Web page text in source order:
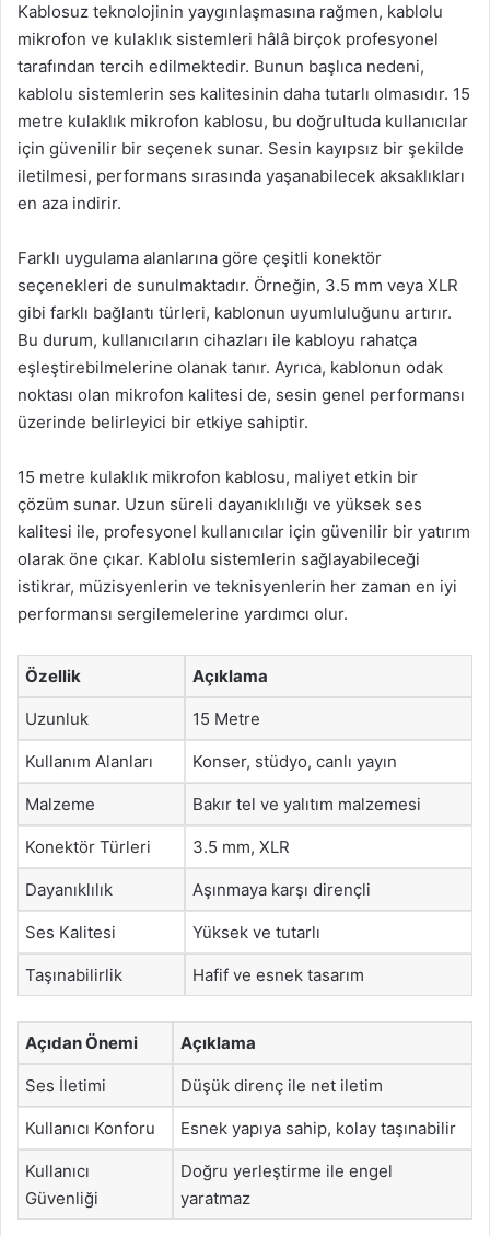
Kablosuz teknolojinin yaygınlaşmasına rağmen, kablolu
mikrofon ve kulaklık sistemleri hâlâ birçok profesyonel
tarafından tercih edilmektedir. Bunun başlıca nedeni,
kablolu sistemlerin ses kalitesinin daha tutarlı olmasıdır. 15
metre kulaklık mikrofon kablosu, bu doğrultuda kullanıcılar
için güvenilir bir seçenek sunar. Sesin kayıpsız bir şekilde
iletilmesi, performans sırasında yaşanabilecek aksaklıkları
en aza indirir.
Farklı uygulama alanlarına göre çeşitli konektör
seçenekleri de sunulmaktadır. Örneğin, 3.5 mm veya XLR
gibi farklı bağlantı türleri, kablonun uyumluluğunu artırır.
Bu durum, kullanıcıların cihazları ile kabloyu rahatça
eşleştirebilmelerine olanak tanır. Ayrıca, kablonun odak
noktası olan mikrofon kalitesi de, sesin genel performansı
üzerinde belirleyici bir etkiye sahiptir.
15 metre kulaklık mikrofon kablosu, maliyet etkin bir
çözüm sunar. Uzun süreli dayanıklılığı ve yüksek ses
kalitesi ile, profesyonel kullanıcılar için güvenilir bir yatırım
olarak öne çıkar. Kablolu sistemlerin sağlayabileceği
istikrar, müzisyenlerin ve teknisyenlerin her zaman en iyi
performansı sergilemelerine yardımcı olur.
Özellik Açıklama
Uzunluk 15 Metre
Kullanım Alanları Konser, stüdyo, canlı yayın
Malzeme Bakır tel ve yalıtım malzemesi
Konektör Türleri 3.5 mm, XLR
Dayanıklılık Aşınmaya karşı dirençli
Ses Kalitesi Yüksek ve tutarlı
Taşınabilirlik Hafif ve esnek tasarım
Açıdan Önemi Açıklama
Ses İletimi Düşük direnç ile net iletim
Kullanıcı Konforu Esnek yapıya sahip, kolay taşınabilir
Kullanıcı
Güvenliği
Doğru yerleştirme ile engel
yaratmaz